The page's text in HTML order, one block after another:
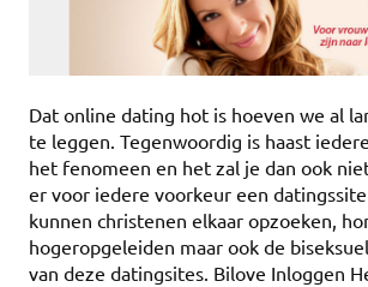
Dat online dating hot is hoeven we al
te leggen. Tegenwoordig is haast
het fenomeen en het zal je dan ook
er voor iedere voorkeur een
kunnen christenen elkaar opzoeken,
hogeropgeleiden maar ook de
van deze datingsites. Bilove Inloggen